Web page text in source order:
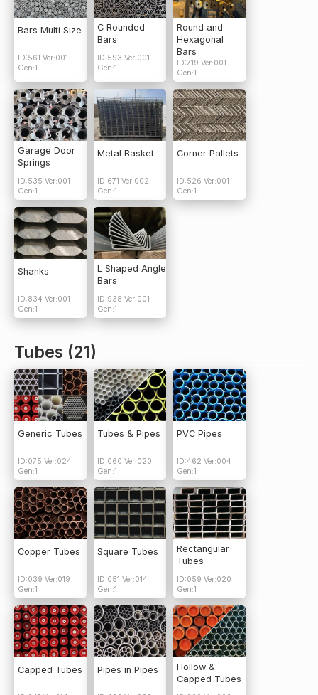
Bars Multi Size
ID:561 Ver:001
Gen:1
C Rounded
Bars
ID:593 Ver:001
Gen:1
Round and
Hexagonal
Bars
ID:719 Ver:001
Gen:1
Garage Door
Springs
ID:535 Ver:001
Gen:1
Metal Basket
ID:671 Ver:002
Gen:1
Corner Pallets
ID:526 Ver:001
Gen:1
Shanks
ID:834 Ver:001
Gen:1
L Shaped Angle
Bars
ID:938 Ver:001
Gen:1
Tubes (21)
Generic Tubes
ID:075 Ver:024
Gen:1
Tubes & Pipes
ID:060 Ver:020
Gen:1
PVC Pipes
ID:462 Ver:004
Gen:1
Copper Tubes
ID:039 Ver:019
Gen:1
Square Tubes
ID:051 Ver:014
Gen:1
Rectangular
Tubes
ID:059 Ver:020
Gen:1
Capped Tubes Pipes in Pipes
Hollow &
Capped Tubes